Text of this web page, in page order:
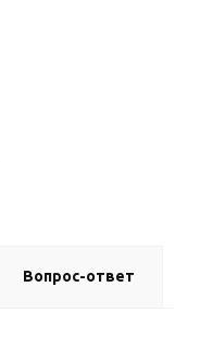
Вопрос-ответ